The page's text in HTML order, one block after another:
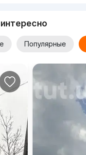
Популярные